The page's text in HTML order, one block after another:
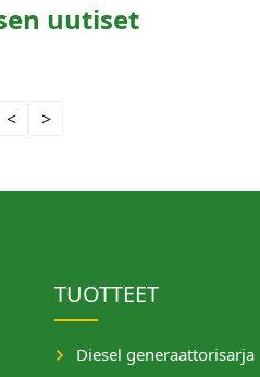
uutiset
< >
TUOTTEET
Diesel generaattorisarja